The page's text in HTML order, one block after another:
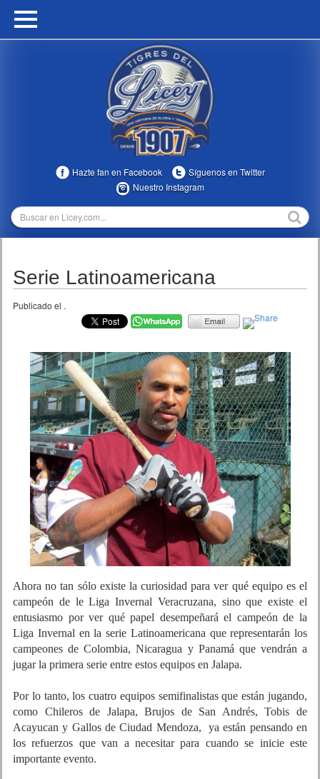
HOME
MULTIMEDIA
TEMPORADAS
Hazte fan en Facebook
Síguenos en Twitter
Nuestro Instagram
Serie Latinoamericana
Publicado el .
Ahora no tan sólo existe la curiosidad para ver qué equipo es el
campeón de le Liga Invernal Veracruzana, sino que existe el
entusiasmo por ver qué papel desempeñará el campeón de la
Liga Invernal en la serie Latinoamericana que representarán los
campeones de Colombia, Nicaragua y Panamá que vendrán a
jugar la primera serie entre estos equipos en Jalapa.
Por lo tanto, los cuatro equipos semifinalistas que están jugando,
como Chileros de Jalapa, Brujos de San Andrés, Tobis de
Acayucan y Gallos de Ciudad Mendoza, ya están pensando en
los refuerzos que van a necesitar para cuando se inicie este
importante evento.